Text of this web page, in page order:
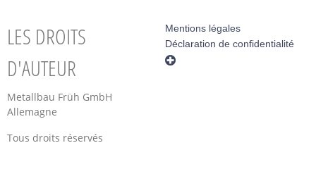
LES DROITS
D'AUTEUR
Metallbau Früh GmbH
Allemagne
Tous droits réservés
Mentions légales
Déclaration de confidentialité